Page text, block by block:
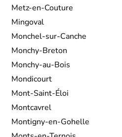
Metz-en-Couture
Mingoval
Monchel-sur-Canche
Monchy-Breton
Monchy-au-Bois
Mondicourt
Mont-Saint-Éloi
Montcavrel
Montigny-en-Gohelle